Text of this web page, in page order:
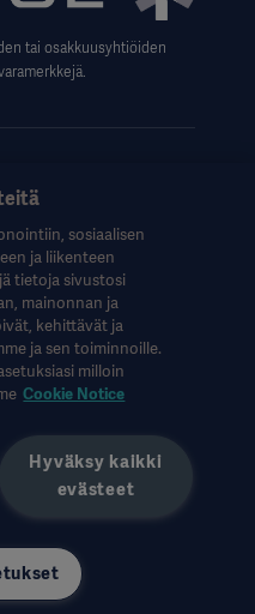
tai osakkuusyhtiöiden
ammattilaisille
tarkoitettu vain tiedoksi.
tule pitää käyttöohjeen,
korvikkeena.
toimista tai
aineistoon, ja siihen
omalla vastuulla.
ole saatavilla
ilman Getingen
yleisölle
edusta Getingen
sosiaalisen
ja liikenteen
tietoja sivustosi
mainonnan ja
kehittävät ja
ja sen toiminnoille.
milloin
Cookie Notice
Hyväksy kaikki
evästeet